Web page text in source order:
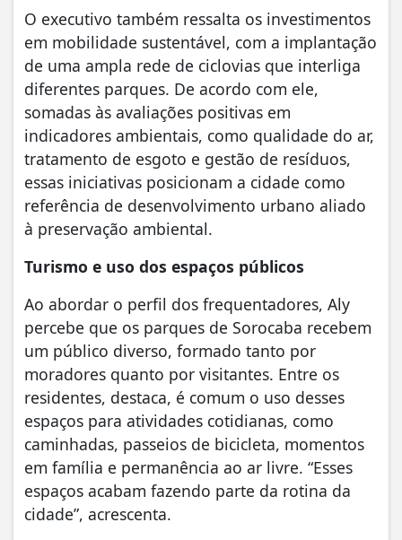
O executivo também ressalta os investimentos
em mobilidade sustentável, com a implantação
de uma ampla rede de ciclovias que interliga
diferentes parques. De acordo com ele,
somadas às avaliações positivas em
indicadores ambientais, como qualidade do ar,
tratamento de esgoto e gestão de resíduos,
essas iniciativas posicionam a cidade como
referência de desenvolvimento urbano aliado
à preservação ambiental.
Turismo e uso dos espaços públicos
Ao abordar o perfil dos frequentadores, Aly
percebe que os parques de Sorocaba recebem
um público diverso, formado tanto por
moradores quanto por visitantes. Entre os
residentes, destaca, é comum o uso desses
espaços para atividades cotidianas, como
caminhadas, passeios de bicicleta, momentos
em família e permanência ao ar livre. “Esses
espaços acabam fazendo parte da rotina da
cidade”, acrescenta.